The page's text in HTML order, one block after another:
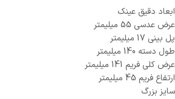
ابعاد دقیق عینک
عرض عدسی 55 میلیمتر
پل بینی 17 میلیمتر
طول دسته 140 میلیمتر
عرض کلی فریم 141 میلیمتر
ارتفاع فریم 45 میلیمتر
سایز بزرگ